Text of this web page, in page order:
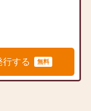
行する 無料